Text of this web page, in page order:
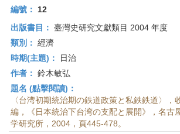
編號：
12
出版書目： 臺灣史研究文獻類目 2004 年度
類別： 經濟
時期(主題)：
日治
作者： 鈴木敏弘
題名 (點擊閱讀)：
〈台湾初期統治期の鉄道政策と私鉄鉄道〉，
編，《日本統治下台湾の支配と展開》，名古
学研究所，2004，頁445-478。